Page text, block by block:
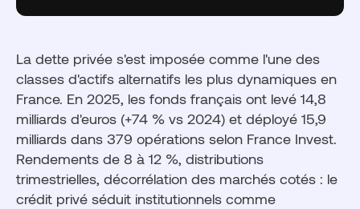
La dette privée s'est imposée comme l'une des
classes d'actifs alternatifs les plus dynamiques en
France. En 2025, les fonds français ont levé 14,8
milliards d'euros (+74 % vs 2024) et déployé 15,9
milliards dans 379 opérations selon France Invest.
Rendements de 8 à 12 %, distributions
trimestrielles, décorrélation des marchés cotés : le
crédit privé séduit institutionnels comme